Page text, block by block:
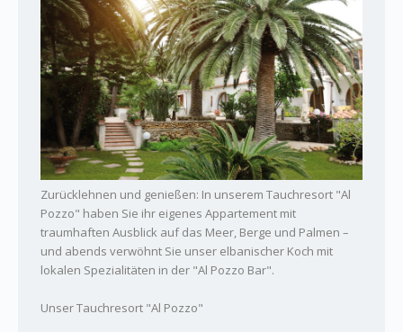
Zurücklehnen und genießen: In unserem Tauchresort "Al
Pozzo" haben Sie ihr eigenes Appartement mit
traumhaften Ausblick auf das Meer, Berge und Palmen –
und abends verwöhnt Sie unser elbanischer Koch mit
lokalen Spezialitäten in der "Al Pozzo Bar".
Unser Tauchresort "Al Pozzo"